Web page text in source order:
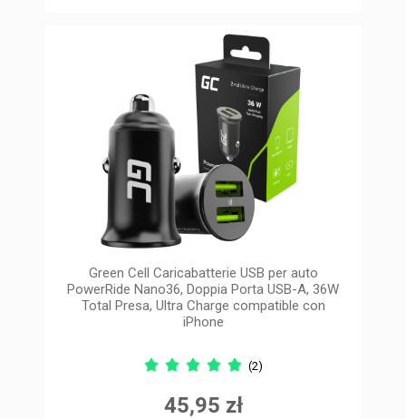
Green Cell Caricabatterie USB per auto
PowerRide Nano36, Doppia Porta USB-A, 36W
Total Presa, Ultra Charge compatible con
iPhone
(2)
45,95 zł